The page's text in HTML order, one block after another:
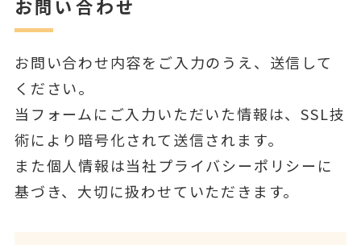
お問い合わせ
お問い合わせ内容をご入力のうえ、送信して
ください。
当フォームにご入力いただいた情報は、SSL技
術により暗号化されて送信されます。
また個人情報は当社プライバシーポリシーに
基づき、大切に扱わせていただきます。